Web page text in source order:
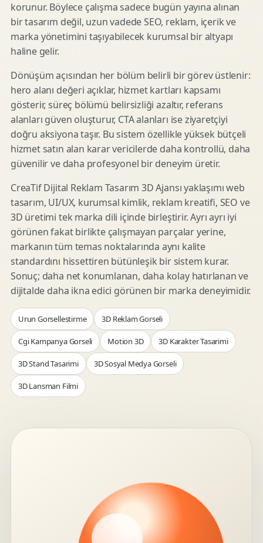
korunur. Böylece çalışma sadece bugün yayına alınan
bir tasarım değil, uzun vadede SEO, reklam, içerik ve
marka yönetimini taşıyabilecek kurumsal bir altyapı
haline gelir.
Dönüşüm açısından her bölüm belirli bir görev üstlenir:
hero alanı değeri açıklar, hizmet kartları kapsamı
gösterir, süreç bölümü belirsizliği azaltır, referans
alanları güven oluşturur, CTA alanları ise ziyaretçiyi
doğru aksiyona taşır. Bu sistem özellikle yüksek bütçeli
hizmet satın alan karar vericilerde daha kontrollü, daha
güvenilir ve daha profesyonel bir deneyim üretir.
CreaTif Dijital Reklam Tasarım 3D Ajansı yaklaşımı web
tasarım, UI/UX, kurumsal kimlik, reklam kreatifi, SEO ve
3D üretimi tek marka dili içinde birleştirir. Ayrı ayrı iyi
görünen fakat birlikte çalışmayan parçalar yerine,
markanın tüm temas noktalarında aynı kalite
standardını hissettiren bütünleşik bir sistem kurar.
Sonuç; daha net konumlanan, daha kolay hatırlanan ve
dijitalde daha ikna edici görünen bir marka deneyimidir.
Urun Gorsellestirme 3D Reklam Gorseli
Cgi Kampanya Gorseli Motion 3D 3D Karakter Tasarimi
3D Stand Tasarimi 3D Sosyal Medya Gorseli
3D Lansman Filmi